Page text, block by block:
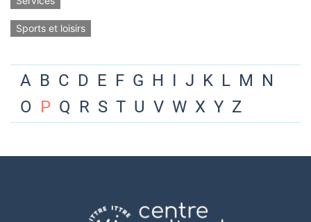
Sports et loisirs
A B C D E F G H I J K L M N
O P Q R S T U V W X Y Z